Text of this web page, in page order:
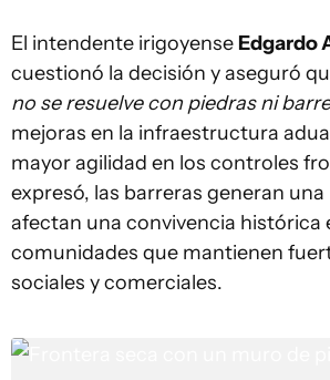
El intendente irigoyense Edgardo
cuestionó la decisión y aseguró
no se resuelve con piedras ni
mejoras en la infraestructura
mayor agilidad en los controles
expresó, las barreras generan una
afectan una convivencia histórica
comunidades que mantienen
sociales y comerciales.